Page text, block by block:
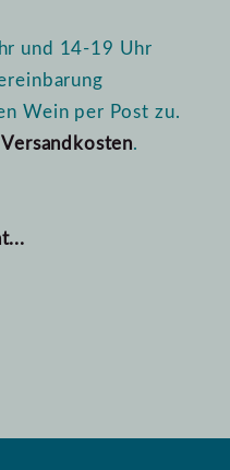
und 14-19 Uhr
Wein per Post zu.
Versandkosten.